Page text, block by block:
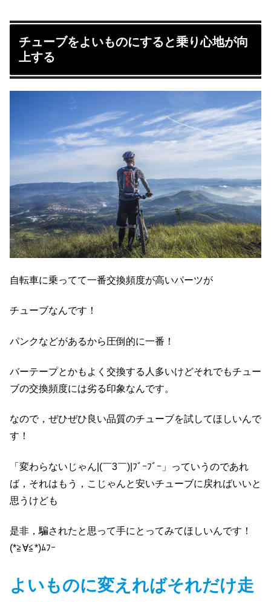
チューブをよいものにすると乗り心地が向
上する
自転車に乗ってて一番交換頻度が高いパーツが
チューブなんです！
パンクなどがあるから圧倒的に一番！
バーテープとかもよく交換する人多いけどそれでもチュー
ブの交換頻度には劣る印象なんです。
なので，ぜひぜひ良い品質のチューブを試してほしいんで
す！
「変わらないじゃん|(￣3￣)|ﾌﾞｰﾌﾞｰ」っていうのであれ
ば，それはもう，こじゃんと安いチューブに戻ればいいと
思うけども
是非，騙されたと思って手にとってみてほしいんです！
(*≧∀≦*)ﾑﾌｰ
よいものに変えればそれだけ走